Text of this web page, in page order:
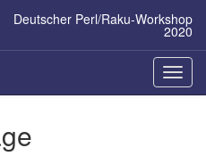
Deutscher Perl/Raku-Workshop
2020
ein-/